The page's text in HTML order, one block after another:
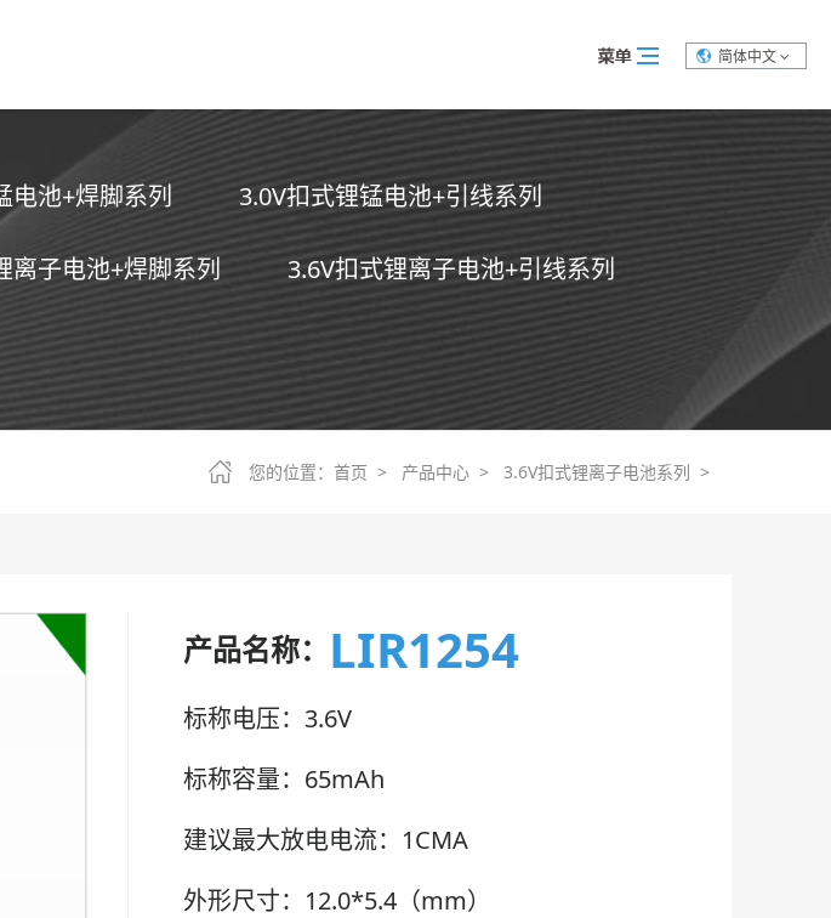
简体中文
电池+焊脚系列 3.0V扣式锂锰电池+引线系列
离子电池+焊脚系列 3.6V扣式锂离子电池+引线系列
您的位置： 首页 > 产品中心 > 3.6V扣式锂离子电池系列 >
产品名称： LIR1254
标称电压：3.6V
标称容量：65mAh
建议最大放电电流：1CMA
外形尺寸：12.0*5.4（mm）